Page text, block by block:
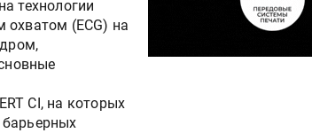
технологии
(ECG) на
CI, на которых